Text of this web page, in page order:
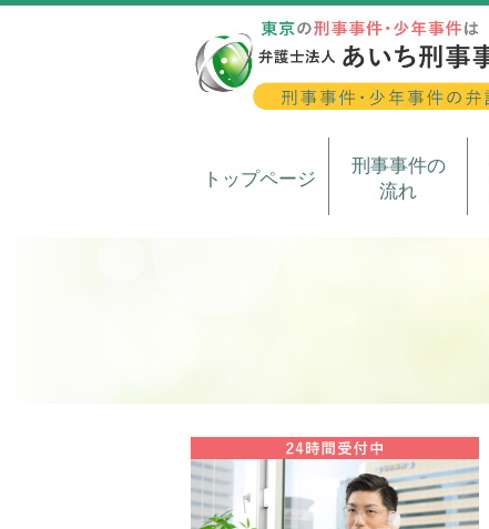
トップページ
刑事事件の
流れ